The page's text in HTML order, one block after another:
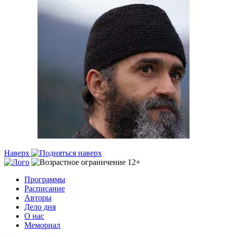
Наверх
Программы
Расписание
Авторы
Дело дня
О нас
Мемориал